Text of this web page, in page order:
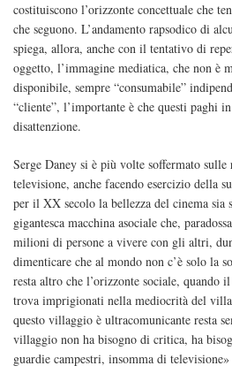
costituiscono l’orizzonte concettuale che
che seguono. L’andamento rapsodico di
spiega, allora, anche con il tentativo di
oggetto, l’immagine mediatica, che non è
disponibile, sempre “consumabile”
“cliente”, l’importante è che questi paghi
disattenzione.
Serge Daney si è più volte soffermato
televisione, anche facendo esercizio della
per il XX secolo la bellezza del cinema sia
gigantesca macchina asociale che,
milioni di persone a vivere con gli altri,
dimenticare che al mondo non c’è solo la
resta altro che l’orizzonte sociale, quando
trova imprigionati nella mediocrità del
questo villaggio è ultracomunicante resta
villaggio non ha bisogno di critica, ha
guardie campestri, insomma di televisione»